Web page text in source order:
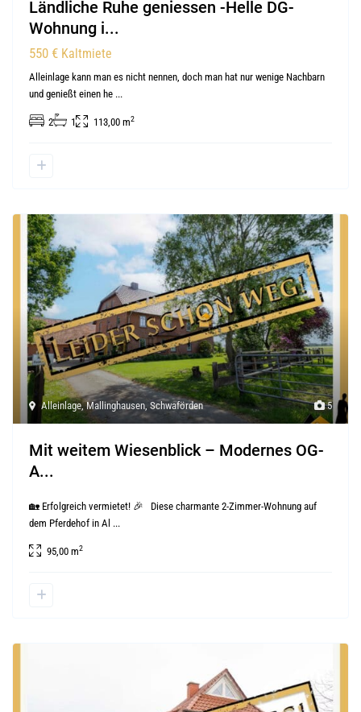
Ländliche Ruhe geniessen -Helle DG-
Wohnung i...
550 € Kaltmiete
Alleinlage kann man es nicht nennen, doch man hat nur wenige Nachbarn
und genießt einen he ...
2 1 113,00 m2
5
Alleinlage,Mallinghausen ,Schwaförden
Mit weitem Wiesenblick – Modernes OG-
A...
🏡 Erfolgreich vermietet! 🎉 Diese charmante 2-Zimmer-Wohnung auf
dem Pferdehof in Al ...
95,00 m2